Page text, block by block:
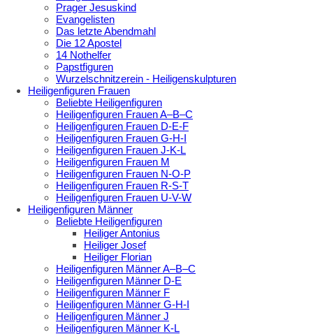
Prager Jesuskind
Evangelisten
Das letzte Abendmahl
Die 12 Apostel
14 Nothelfer
Papstfiguren
Wurzelschnitzerein - Heiligenskulpturen
Heiligenfiguren Frauen
Beliebte Heiligenfiguren
Heiligenfiguren Frauen A–B–C
Heiligenfiguren Frauen D-E-F
Heiligenfiguren Frauen G-H-I
Heiligenfiguren Frauen J-K-L
Heiligenfiguren Frauen M
Heiligenfiguren Frauen N-O-P
Heiligenfiguren Frauen R-S-T
Heiligenfiguren Frauen U-V-W
Heiligenfiguren Männer
Beliebte Heiligenfiguren
Heiliger Antonius
Heiliger Josef
Heiliger Florian
Heiligenfiguren Männer A–B–C
Heiligenfiguren Männer D-E
Heiligenfiguren Männer F
Heiligenfiguren Männer G-H-I
Heiligenfiguren Männer J
Heiligenfiguren Männer K-L